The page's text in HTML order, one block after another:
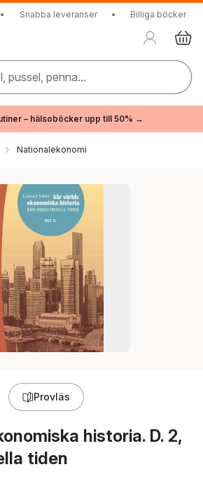
• Snabba leveranser • Billiga böcker
pussel, penna...
– hälsoböcker upp till 50% →
Nationalekonomi
Provläs
historia. D. 2,
tiden